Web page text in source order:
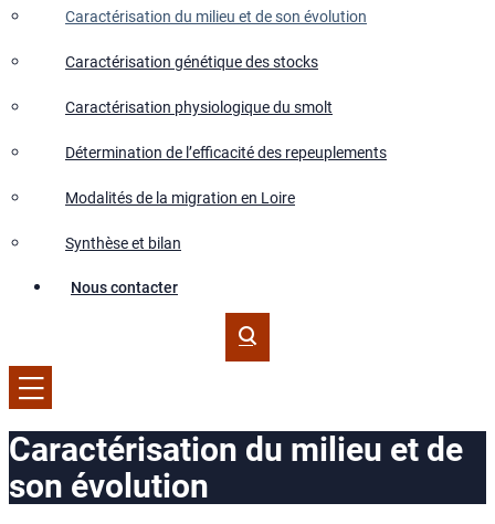
Caractérisation du milieu et de son évolution
Caractérisation génétique des stocks
Caractérisation physiologique du smolt
Détermination de l’efficacité des repeuplements
Modalités de la migration en Loire
Synthèse et bilan
Nous contacter
Caractérisation du milieu et de
son évolution